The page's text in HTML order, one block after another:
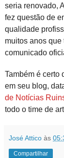
seria renovado,
fez questão de
qualidade
muitos anos que
comunicado
Também é certo
em seu blog,
de Notícias
todo o time de
José Attico às
Compartilhar